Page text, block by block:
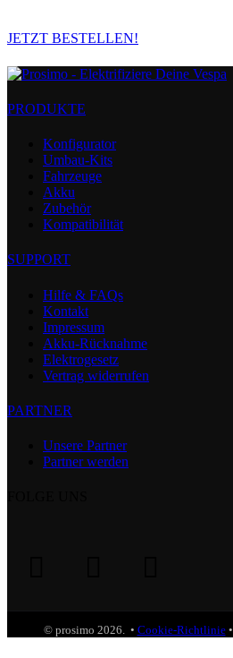
JETZT BESTELLEN!
PRODUKTE
Konfigurator
Umbau-Kits
Fahrzeuge
Akku
Zubehör
Kompatibilität
SUPPORT
Hilfe & FAQs
Kontakt
Impressum
Akku-Rücknahme
Elektrogesetz
Vertrag widerrufen
PARTNER
Unsere Partner
Partner werden
© prosimo 2026 . • Cookie-Richtlinie•